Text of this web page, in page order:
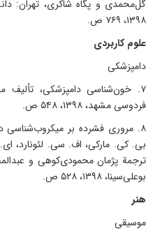
گل‌محمدی و پگاه شاکری، تهران:
۱۳۹۸، ۷۶۹ ص.
علوم کاربردی
دامپزشکی
۷. خون‌شناسی دامپزشکی، تألیف
فردوسی مشهد، ۱۳۹۸، ۵۴۸ ص.
۸. مروری فشرده بر میکروب‌شناسی
بی. کی. مارکی، اف. سی. لئونارد،
ترجمة پژمان محمودی‌کوهی و
بوعلی‌سینا، ۱۳۹۸، ۵۲۸ ص.
هنر
موسیقی